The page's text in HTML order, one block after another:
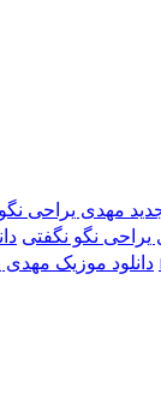
مهدی یراحی
یراحی نگو نگفتی
دانلود موزیک